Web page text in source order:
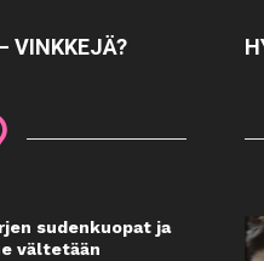
VINKKEJÄ?
sudenkuopat ja
vältetään